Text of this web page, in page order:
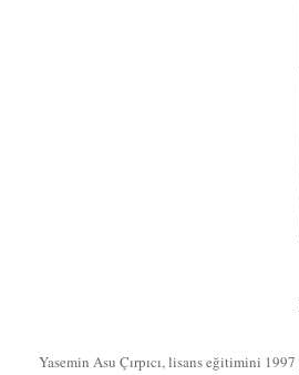
Yasemin Asu Çırpıcı, lisans eğitimini